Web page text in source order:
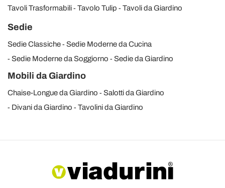
Tavoli Trasformabili
Tavolo Tulip Tavoli da Giardino
Sedie
Sedie Classiche
Sedie Moderne da Cucina
Sedie Moderne da Soggiorno
Sedie da Giardino
Mobili da Giardino
Chaise-Longue da Giardino
Salotti da Giardino
Divani da Giardino
Tavolini da Giardino